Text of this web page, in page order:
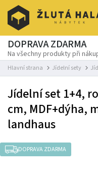
DOPRAVA ZDARMA
Na všechny produkty při
Hlavní strana Jídelní sety
Jídelní set 1+4,
cm, MDF+dýha,
landhaus
DOPRAVA ZDARMA